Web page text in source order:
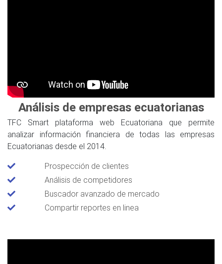
Análisis de empresas ecuatorianas
TFC Smart plataforma web Ecuatoriana que permite
analizar información financiera de todas las empresas
Ecuatorianas desde el 2014.
Prospección de clientes
Análisis de competidores
Buscador avanzado de mercado
Compartir reportes en linea